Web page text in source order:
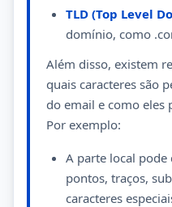
TLD (Top Level
domínio, como
Além disso, existem
quais caracteres são
do email e como eles
Por exemplo:
A parte local
pontos, traços,
caracteres